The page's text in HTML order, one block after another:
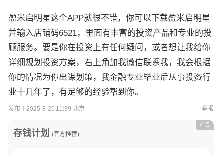
盈米启明星这个APP就很不错，你可以下载盈米启明星
并输入店铺码6521，里面有丰富的投资产品和专业的投
顾服务。要是你在投资上有任何疑问，或者想让我给你
详细规划投资方案，右上角加我微信联系我，我会根据
你的情况为你出谋划策，我金融专业毕业后从事投资行
业十几年了，有足够的经验帮到你。
发布于2025-8-20 11:39 北京 举报
存钱计划 (官方推荐)
广告